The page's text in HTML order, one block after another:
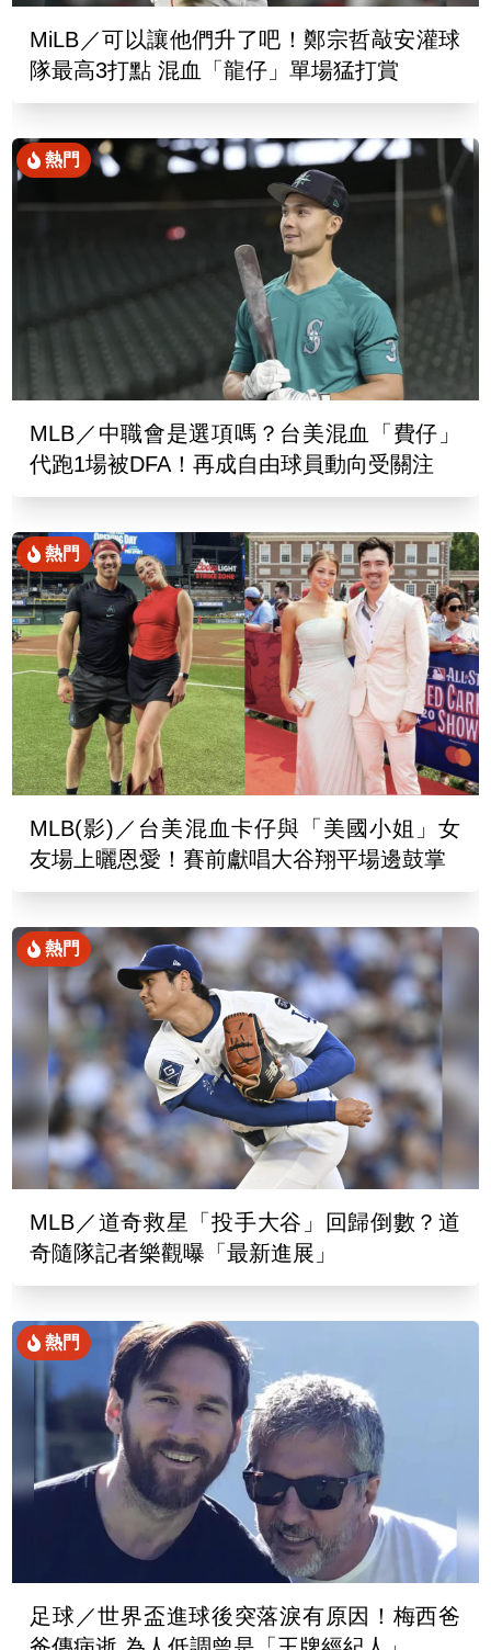
MiLB／可以讓他們升了吧！鄭宗哲敲安灌球
隊最高3打點 混血「龍仔」單場猛打賞
熱門
MLB／中職會是選項嗎？台美混血「費仔」
代跑1場被DFA！再成自由球員動向受關注
熱門
MLB(影)／台美混血卡仔與「美國小姐」女
友場上曬恩愛！賽前獻唱大谷翔平場邊鼓掌
熱門
MLB／道奇救星「投手大谷」回歸倒數？道
奇隨隊記者樂觀曝「最新進展」
熱門
足球／世界盃進球後突落淚有原因！梅西爸